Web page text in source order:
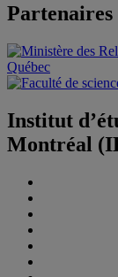
Partenaires
Institut
Montréal